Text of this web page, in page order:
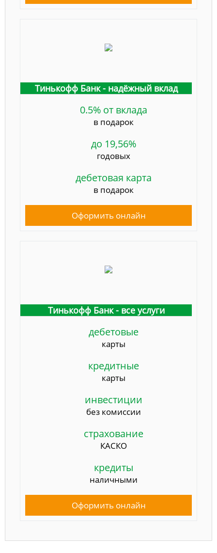
Тинькофф Банк - надёжный вклад
0.5% от вклада
в подарок
до 19,56%
годовых
дебетовая карта
в подарок
Оформить онлайн
Тинькофф Банк - все услуги
дебетовые
карты
кредитные
карты
инвестиции
без комиссии
страхование
КАСКО
кредиты
наличными
Оформить онлайн